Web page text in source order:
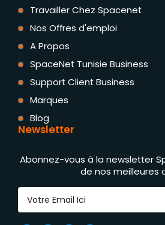
Travailler Chez Spacenet
Nos Offres d'emploi
A Propos
SpaceNet Tunisie Business
Support Client Business
Marques
Blog
Newsletter
Abonnez-vous à la newsletter
de nos meilleures